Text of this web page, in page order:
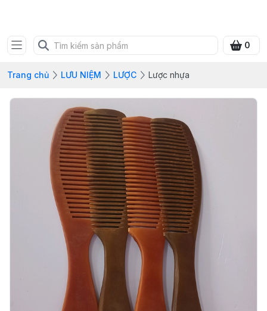
0
Trang chủ LƯU NIỆM LƯỢC Lược nhựa